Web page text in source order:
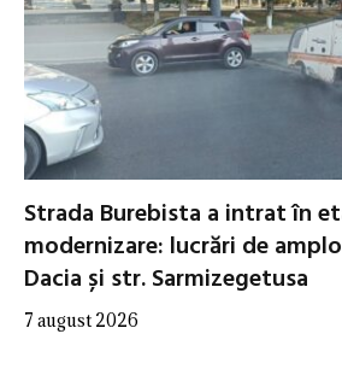
Strada Burebista a intrat în
modernizare: lucrări de
Dacia și str. Sarmizegetusa
7 august 2026